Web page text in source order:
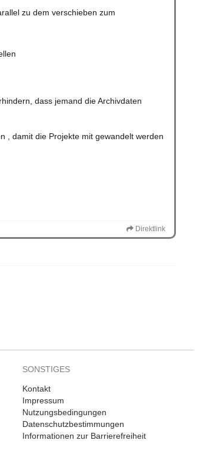
zu dem verschieben zum
dass jemand die Archivdaten
, damit die Projekte mit gewandelt werden
Direktlink
SONSTIGES
Kontakt
Impressum
Nutzungsbedingungen
Datenschutzbestimmungen
Informationen zur Barrierefreiheit